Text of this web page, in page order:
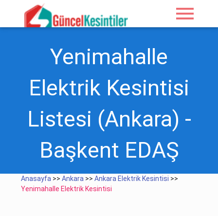
menu
Yenimahalle
Elektrik Kesintisi
Listesi (Ankara) -
Başkent EDAŞ
Anasayfa >>Ankara >>Ankara Elektrik Kesintisi >>
Yenimahalle Elektrik Kesintisi